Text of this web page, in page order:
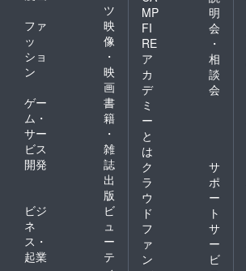
ツ
ファ
ッ
ショ
ン
映
像
・
映
画
ゲー
ム・
サー
ビス
開発
書
籍
・
雑
誌
出
版
ビジ
ネ
ス・
起業
ビ
ュ
ー
テ
MP
FI
RE
ア
カ
デ
ミ
ー
と
は
明
会
・
相
談
会
ク
ラ
ウ
ド
フ
ァ
ン
サ
ポ
ー
ト
サ
ー
ビ